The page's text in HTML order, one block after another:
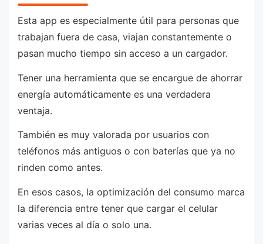
Esta app es especialmente útil para personas que
trabajan fuera de casa, viajan constantemente o
pasan mucho tiempo sin acceso a un cargador.
Tener una herramienta que se encargue de ahorrar
energía automáticamente es una verdadera
ventaja.
También es muy valorada por usuarios con
teléfonos más antiguos o con baterías que ya no
rinden como antes.
En esos casos, la optimización del consumo marca
la diferencia entre tener que cargar el celular
varias veces al día o solo una.